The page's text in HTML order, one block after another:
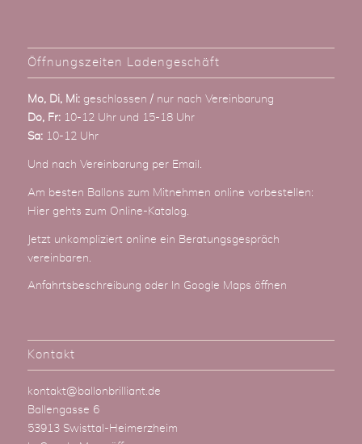
Öffnungszeiten Ladengeschäft
Mo, Di, Mi:geschlossen / nur nach Vereinbarung
Do, Fr:10-12 Uhr und 15-18 Uhr
Sa:10-12 Uhr
Und nach Vereinbarung per Email
Am besten Ballons zum Mitnehmen online vorbestellen:
Hier gehts zum Online-Katalog
Jetzt unkompliziert online ein Beratungsgespräch
vereinbaren.
Anfahrtsbeschreibung oder In Google Maps öffnen
Kontakt
kontakt@ballonbrilliant.de
Ballengasse 6
53913 Swisttal-Heimerzheim